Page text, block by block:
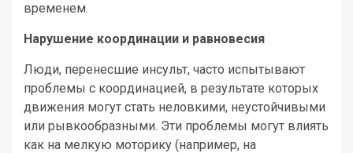
временем.
Нарушение координации и равновесия
Люди, перенесшие инсульт, часто испытывают
проблемы с координацией, в результате которых
движения могут стать неловкими, неустойчивыми
или рывкообразными. Эти проблемы могут влиять
как на мелкую моторику (например, на